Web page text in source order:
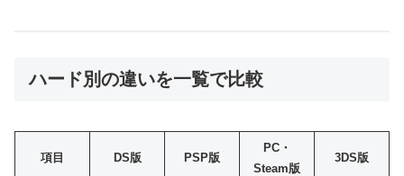
ハード別の違いを一覧で比較
項目 DS版 PSP版
PC・
Steam版
3DS版